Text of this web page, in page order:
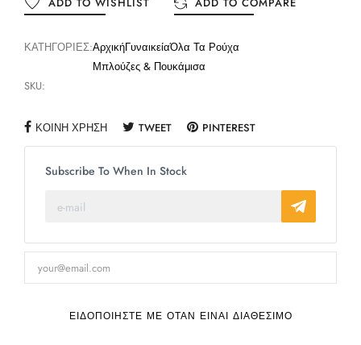
ΚΑΤΗΓΟΡΊΕΣ:ΑρχικήΓυναικείαΌλα Τα Ρούχα
Μπλούζες & Πουκάμισα
SKU:
ΚΟΙΝΉ ΧΡΉΣΗ TWEET PINTEREST
Subscribe To When In Stock
ΕΙΔΟΠΟΙΉΣΤΕ ΜΕ ΌΤΑΝ ΕΊΝΑΙ ΔΙΑΘΈΣΙΜΟ